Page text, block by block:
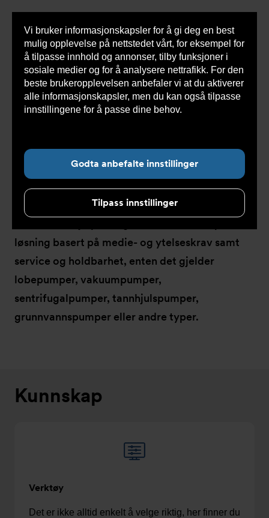
Vi bruker informasjonskapsler for å gi deg en best
mulig opplevelse på nettstedet vårt, for eksempel for
å tilpasse innhold og annonser, tilby funksjoner i
sosiale medier og for å analysere nettrafikk. For den
beste brukeropplevelsen anbefaler vi at du aktiverer
alle informasjonskapsler, men du kan også tilpasse
innstillingene for å passe dine behov.
Godta anbefalte innstillinger
Tilpass innstillinger
Du
her:
Armatec > Løsninger > Pumpeteknikk
Pumpeteknikk
Valg av pumpe og system avhenger av flere
løsning basert på medie- og ytelseskrav samt
service og holdbarhet, enten det gjelder
lobepumper, vakuumpumper,
sentrifugalpumper, tannhjulspumper,
grunnvannspumper eller andre typer.
Kunnskap
Verktøy
Det er ikke alltid enkelt å velge riktig, her finner du